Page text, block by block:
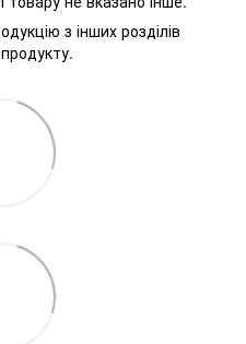
з інших розділів